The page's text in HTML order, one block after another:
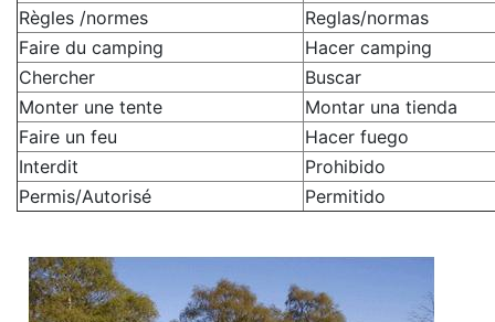
Règles /normes
Reglas/normas
Faire du camping
Hacer camping
Chercher
Buscar
Monter une tente
Montar una tienda
Faire un feu
Hacer fuego
Interdit
Prohibido
Permis/Autorisé
Permitido